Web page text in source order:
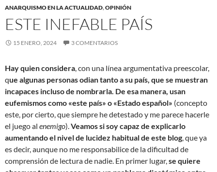
ANARQUISMO EN LA ACTUALIDAD,OPINIÓN
ESTE INEFABLE PAÍS
15 ENERO, 2024 3 COMENTARIOS
Hay quien considera, con una línea argumentativa preescolar,
que algunas personas odian tanto a su país, que se muestran
incapaces incluso de nombrarla. De esa manera, usan
eufemismos como «este país» o «Estado español» (concepto
este, por cierto, que siempre he detestado y me parece hacerle
el juego al enemigo).Veamos si soy capaz de explicarlo
aumentando el nivel de lucidez habitual de este blog, que ya
es decir, aunque no me responsabilice de la dificultad de
comprensión de lectura de nadie. En primer lugar,se quiere